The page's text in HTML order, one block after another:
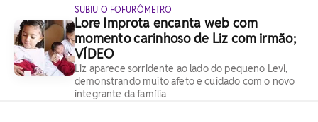
SUBIU O FOFURÔMETRO
Lore Improta encanta web com
momento carinhoso de Liz com irmão;
VÍDEO
Liz aparece sorridente ao lado do pequeno Levi,
demonstrando muito afeto e cuidado com o novo
integrante da família